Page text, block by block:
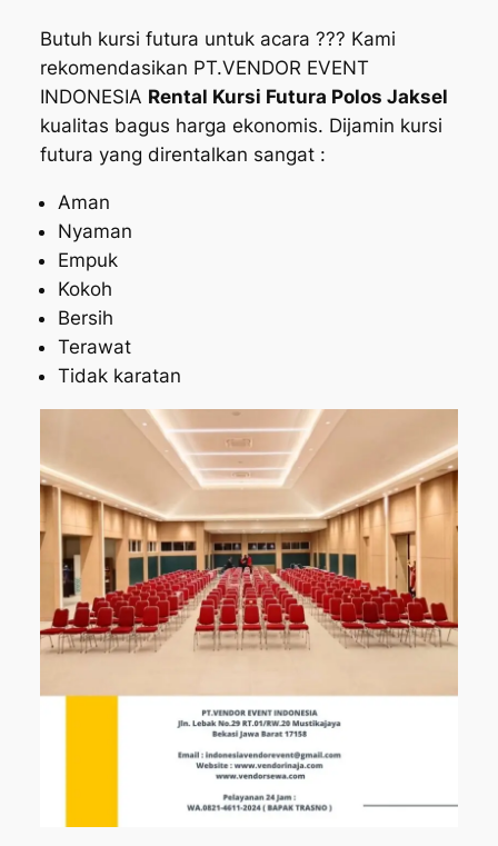
Butuh kursi futura untuk acara ??? Kami
rekomendasikan PT.VENDOR EVENT
INDONESIA Rental Kursi Futura Polos Jaksel
kualitas bagus harga ekonomis. Dijamin kursi
futura yang direntalkan sangat :
Aman
Nyaman
Empuk
Kokoh
Bersih
Terawat
Tidak karatan